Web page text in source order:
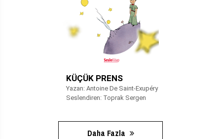
KÜÇÜK PRENS
Yazan: Antoine De Saint-Exupéry
Seslendiren: Toprak Sergen
Daha Fazla